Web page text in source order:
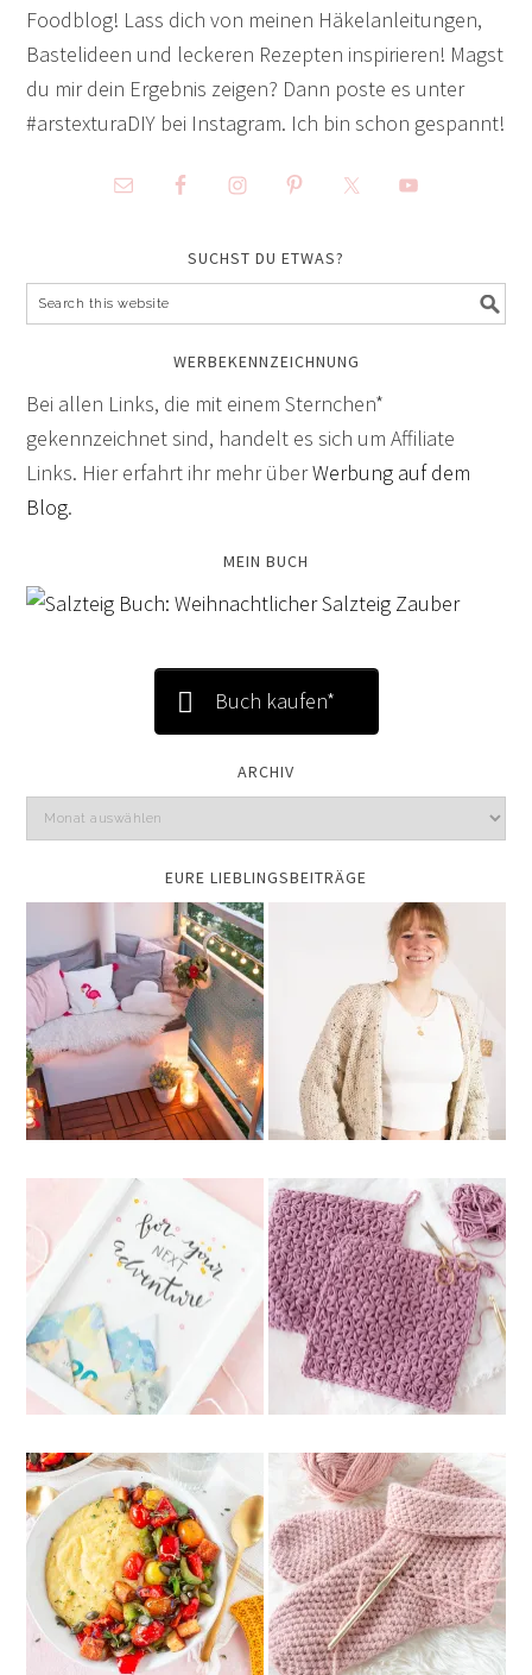
Foodblog! Lass dich von meinen Häkelanleitungen,
Bastelideen und leckeren Rezepten inspirieren! Magst
du mir dein Ergebnis zeigen? Dann poste es unter
#arstexturaDIY bei Instagram. Ich bin schon gespannt!
SUCHST DU ETWAS?
WERBEKENNZEICHNUNG
Bei allen Links, die mit einem Sternchen*
gekennzeichnet sind, handelt es sich um Affiliate
Links. Hier erfahrt ihr mehr überWerbung auf dem
Blog.
MEIN BUCH
Buch kaufen*
ARCHIV
EURE LIEBLINGSBEITRÄGE